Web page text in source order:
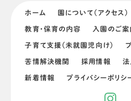
ホーム 園について（アクセス）
教育・保育の内容 入園のご案
子育て支援（未就園児向け）
苦情解決機関 採用情報 法
新着情報 プライバシーポリシ